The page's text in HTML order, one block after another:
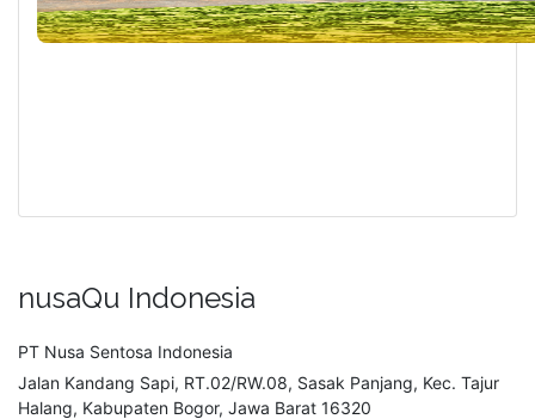
nusaQu Indonesia
PT Nusa Sentosa Indonesia
Jalan Kandang Sapi, RT.02/RW.08, Sasak Panjang, Kec. Tajur
Halang, Kabupaten Bogor, Jawa Barat 16320